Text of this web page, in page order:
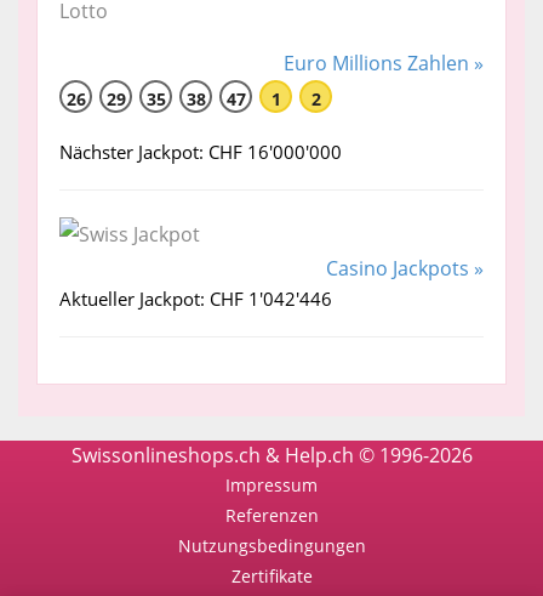
Euro Millions Zahlen »
26 29 35 38 47 1 2
Nächster Jackpot: CHF 16'000'000
Casino Jackpots »
Aktueller Jackpot: CHF 1'042'446
Swissonlineshops.ch & Help.ch © 1996-2026
Impressum
Referenzen
Nutzungsbedingungen
Zertifikate